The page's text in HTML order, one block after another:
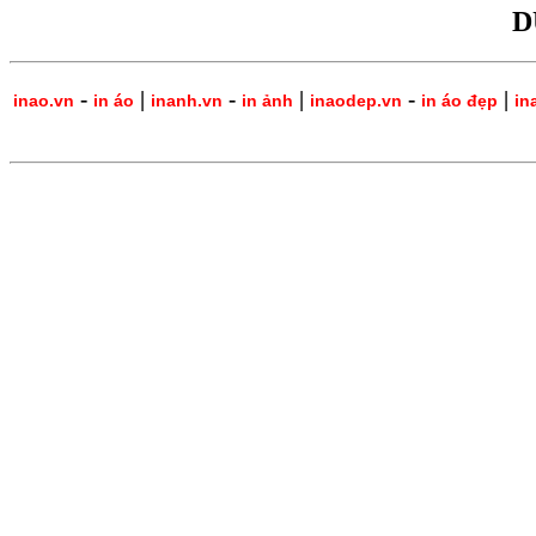
inao.vn - in áo | inanh.vn - in ảnh | inaodep.vn - in áo đẹp |